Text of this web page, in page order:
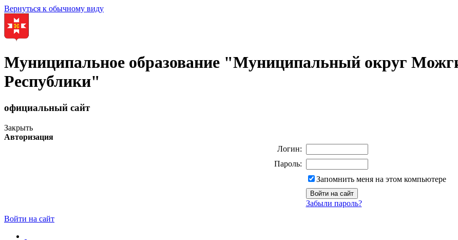
Вернуться к обычному виду
Муниципальное образование "Муниципальный округ
Республики"
официальный сайт
Закрыть
Авторизация
Логин:
Пароль:
Запомнить меня на этом компьютере
Забыли пароль?
Войти на сайт